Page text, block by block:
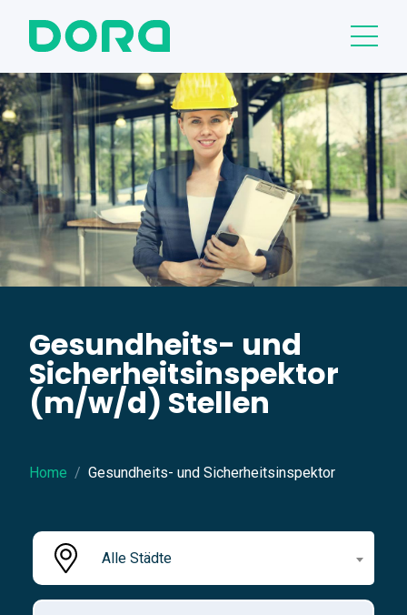
Gesundheits- und
Sicherheitsinspektor
(m/w/d) Stellen
Home Gesundheits- und Sicherheitsinspektor
Alle Städte